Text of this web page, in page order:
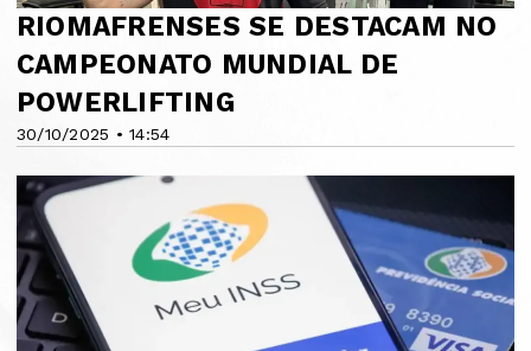
30/10/2025 • 14:54
RIOMAFRENSES SE DESTACAM NO
CAMPEONATO MUNDIAL DE
POWERLIFTING